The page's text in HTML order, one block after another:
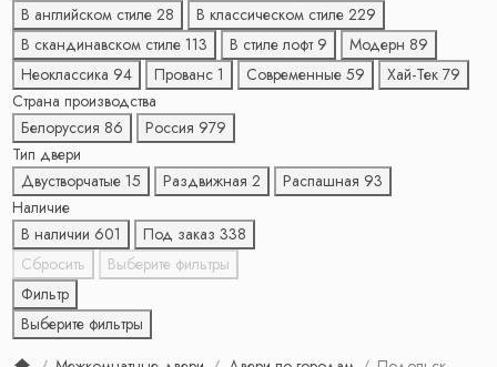
В английском стиле 28 В классическом стиле 229
В скандинавском стиле 113 В стиле лофт 9 Модерн 89
Неоклассика 94 Прованс 1 Современные 59 Хай-Тек 79
Страна производства
Белоруссия 86 Россия 979
Тип двери
Двустворчатые 15 Раздвижная 2 Распашная 93
Наличие
В наличии 601 Под заказ 338
Сбросить
Выберите фильтры
Фильтр
Выберите фильтры